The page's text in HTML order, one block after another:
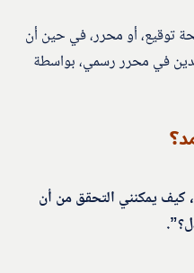
توقيع، أو محرر، في حين أن
في محرر رسمي، بواسطة
كيف يمكنني التحقق من أن